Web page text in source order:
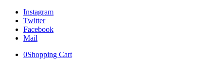
Instagram
Twitter
Facebook
Mail
0Shopping Cart